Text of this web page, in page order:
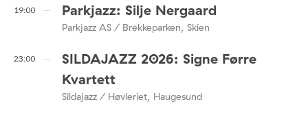
19:00 Parkjazz: Silje Nergaard
Parkjazz AS / Brekkeparken, Skien
23:00
SILDAJAZZ 2026: Signe Førre
Kvartett
Sildajazz / Høvleriet, Haugesund